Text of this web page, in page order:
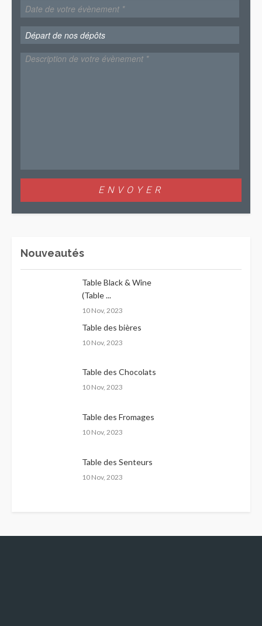
Nouveautés
Table Black & Wine
(Table ...
10 Nov, 2023
Table des bières
10 Nov, 2023
Table des Chocolats
10 Nov, 2023
Table des Fromages
10 Nov, 2023
Table des Senteurs
10 Nov, 2023